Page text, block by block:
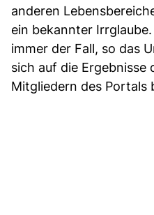
anderen
ein bekannter
immer der Fall, so das
sich auf die Ergebnisse
Mitgliedern des Portals